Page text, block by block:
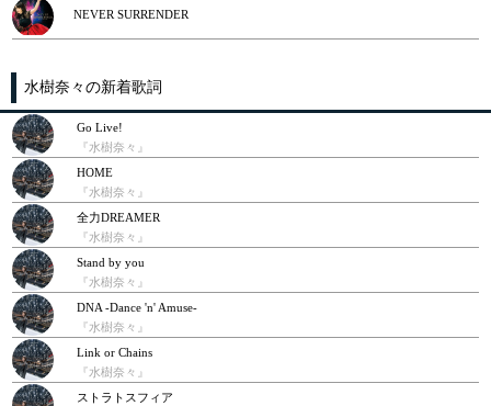
NEVER SURRENDER
水樹奈々の新着歌詞
Go Live!
『水樹奈々』
HOME
『水樹奈々』
全力DREAMER
『水樹奈々』
Stand by you
『水樹奈々』
DNA -Dance 'n' Amuse-
『水樹奈々』
Link or Chains
『水樹奈々』
ストラトスフィア